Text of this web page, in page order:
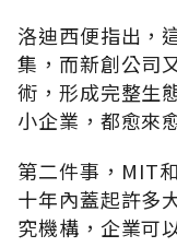
洛迪西便指出，
集，而新創公司
術，形成完整生
小企業，都愈來
第二件事，MIT
十年內蓋起許多
究機構，企業可